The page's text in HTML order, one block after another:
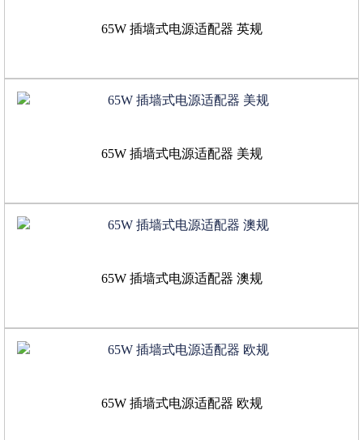
65W 插墙式电源适配器 英规
65W 插墙式电源适配器 美规
65W 插墙式电源适配器 澳规
65W 插墙式电源适配器 欧规